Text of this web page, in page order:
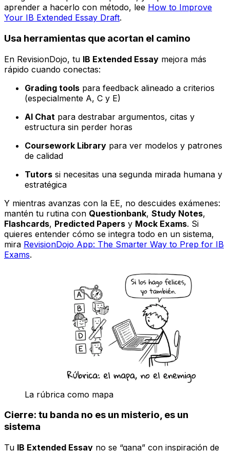
aprender a hacerlo con método, lee How to Improve
Your IB Extended Essay Draft.
Usa herramientas que acortan el camino
En RevisionDojo, tu IB Extended Essay mejora más
rápido cuando conectas:
Grading tools para feedback alineado a criterios
(especialmente A, C y E)
AI Chat para destrabar argumentos, citas y
estructura sin perder horas
Coursework Library para ver modelos y patrones
de calidad
Tutors si necesitas una segunda mirada humana y
estratégica
Y mientras avanzas con la EE, no descuides exámenes:
mantén tu rutina con Questionbank, Study Notes,
Flashcards, Predicted Papers y Mock Exams. Si
quieres entender cómo se integra todo en un sistema,
mira RevisionDojo App: The Smarter Way to Prep for IB
Exams.
La rúbrica como mapa
Cierre: tu banda no es un misterio, es un
sistema
Tu IB Extended Essay no se “gana” con inspiración de